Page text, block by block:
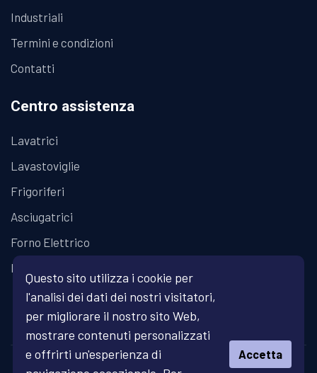
Questo sito utilizza i cookie per
l'analisi dei dati dei nostri visitatori,
per migliorare il nostro sito Web,
mostrare contenuti personalizzati
e offrirti un'esperienza di
Accetta
Industriali
Termini e condizioni
Contatti
Centro assistenza
Lavatrici
Lavastoviglie
Frigoriferi
Asciugatrici
Forno Elettrico
Piano Cottura